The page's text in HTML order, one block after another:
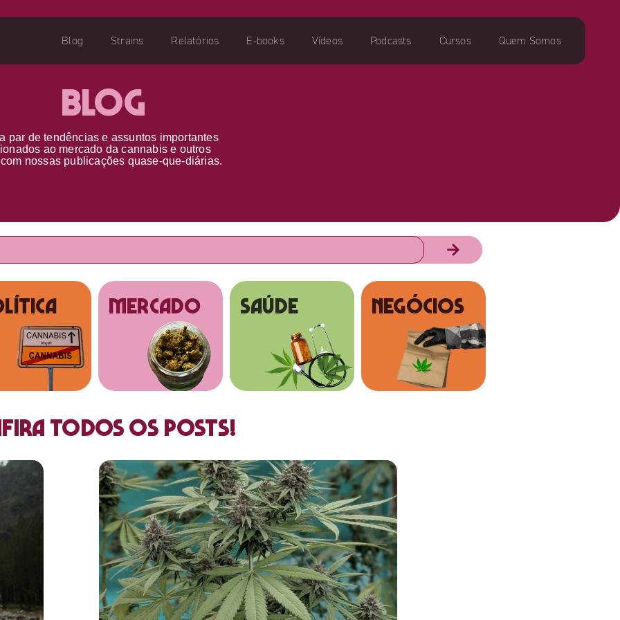
Blog Strains Relatórios E-books Vídeos Podcasts Cursos Quem Somos
Blog
par detendências e assuntos importantes
ao mercado da cannabis e outros
com nossas publicações quase-que-diárias.
MERCADO SAÚDE NEGÓCIOS
todos os posts!